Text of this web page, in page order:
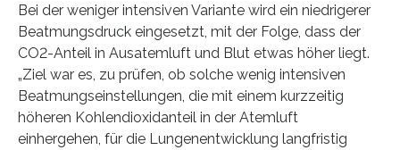
Bei der weniger intensiven Variante wird ein niedrigerer
Beatmungsdruck eingesetzt, mit der Folge, dass der
CO2-Anteil in Ausatemluft und Blut etwas höher liegt.
„Ziel war es, zu prüfen, ob solche wenig intensiven
Beatmungseinstellungen, die mit einem kurzzeitig
höheren Kohlendioxidanteil in der Atemluft
einhergehen, für die Lungenentwicklung langfristig